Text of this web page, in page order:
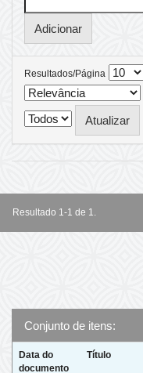
Resultados/Página
Resultado 1-1 de 1.
Conjunto de itens:
Data do
documento
Título